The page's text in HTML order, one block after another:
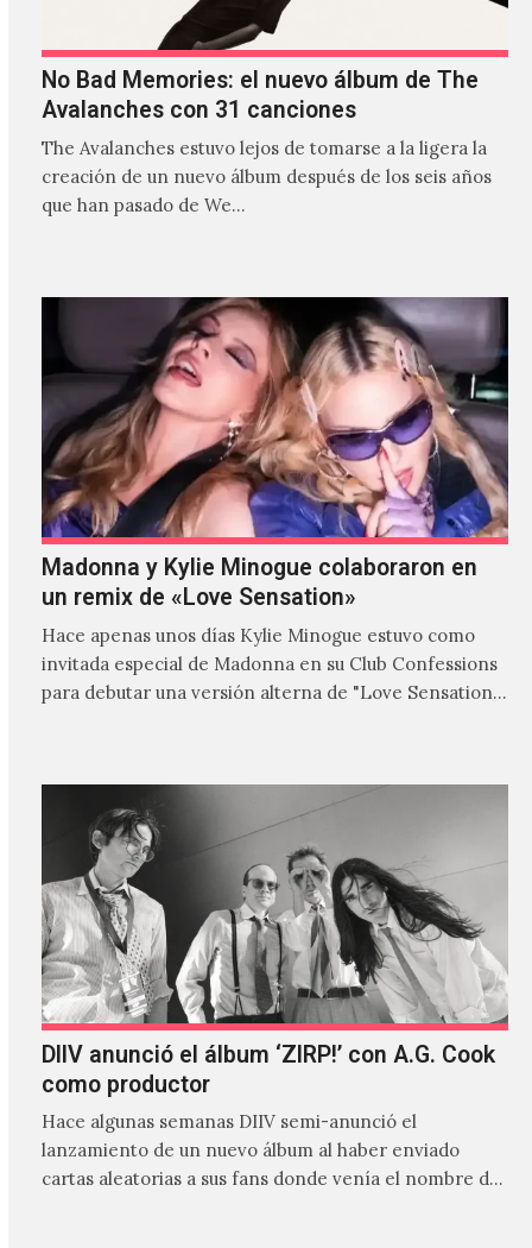
No Bad Memories: el nuevo álbum de The
Avalanches con 31 canciones
The Avalanches estuvo lejos de tomarse a la ligera la
creación de un nuevo álbum después de los seis años
que han pasado de We…
Madonna y Kylie Minogue colaboraron en
un remix de «Love Sensation»
Hace apenas unos días Kylie Minogue estuvo como
invitada especial de Madonna en su Club Confessions
para debutar una versión alterna de "Love Sensation",
DIIV anunció el álbum ‘ZIRP!’ con A.G. Cook
como productor
Hace algunas semanas DIIV semi-anunció el
lanzamiento de un nuevo álbum al haber enviado
cartas aleatorias a sus fans donde venía el nombre de